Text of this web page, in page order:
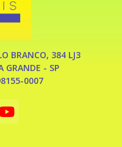
BRANCO, 384 LJ3
GRANDE - SP
0007